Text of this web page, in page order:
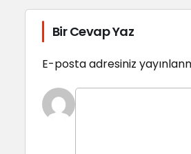
Bir Cevap Yaz
E-posta adresiniz